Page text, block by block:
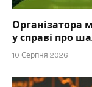
Організатора
у справі про
10 Серпня 2026